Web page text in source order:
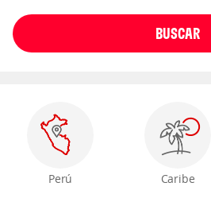
Perú Caribe